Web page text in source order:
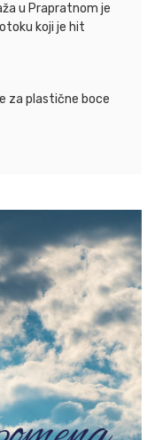
u Prapratnom je
koji je hit
za plastične boce